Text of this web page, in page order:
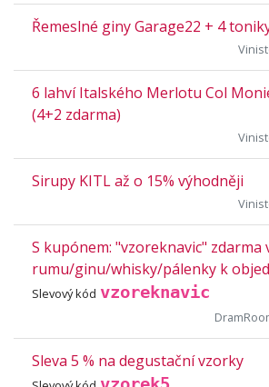
Řemeslné giny Garage22 + 4
6 lahví Italského Merlotu Col
(4+2 zdarma)
Sirupy KITL až o 15% výhodněji
S kupónem: "vzoreknavic" zdarma
rumu/ginu/whisky/pálenky k
Slevový kód vzoreknavic
Sleva 5 % na degustační vzorky